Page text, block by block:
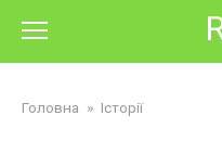
content
Головна » Історії